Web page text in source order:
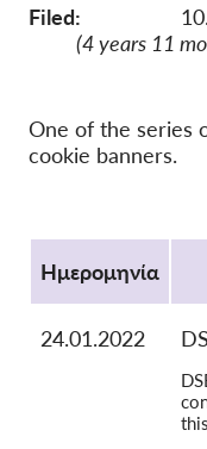
Filed:
(4 years 11
One of the series
cookie banners.
Ημερομηνία
24.01.2022